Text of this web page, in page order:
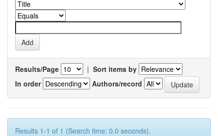
Results/Page | Sort items by
In order
Authors/record
Results 1-1 of 1 (Search time: 0.0 seconds).